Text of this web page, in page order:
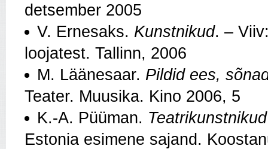
detsember 2005
V. Ernesaks. Kunstnikud. –
loojatest. Tallinn, 2006
M. Läänesaar. Pildid ees,
Teater. Muusika. Kino 2006, 5
K.-A. Püüman.
Estonia esimene sajand.